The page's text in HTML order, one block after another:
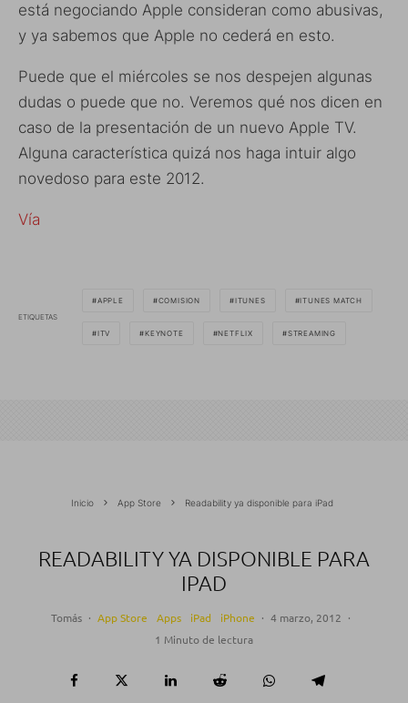
está negociando Apple consideran como abusivas,
y ya sabemos que Apple no cederá en esto.
Puede que el miércoles se nos despejen algunas
dudas o puede que no. Veremos qué nos dicen en
caso de la presentación de un nuevo Apple TV.
Alguna característica quizá nos haga intuir algo
novedoso para este 2012.
Vía
ETIQUETAS
APPLE COMISION ITUNES ITUNES MATCH
ITV KEYNOTE NETFLIX STREAMING
Inicio App Store Readability ya disponible para iPad
READABILITY YA DISPONIBLE PARA
IPAD
Tomás · App Store Apps iPad iPhone · 4 marzo, 2012 ·
1 Minuto de lectura